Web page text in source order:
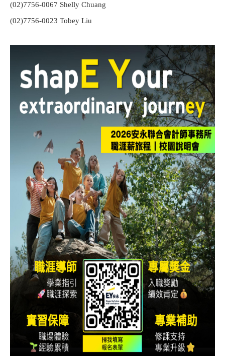
(02)7756-0067 Shelly Chuang
(02)7756-0023 Tobey Liu